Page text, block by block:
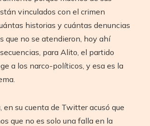
vinculados con el crimen
historias y cuántas denuncias
que no se atendieron, hoy ahí
para Alito, el partido
a los narco-políticos, y esa es la
en su cuenta de Twitter acusó que
que no es solo una falla en la